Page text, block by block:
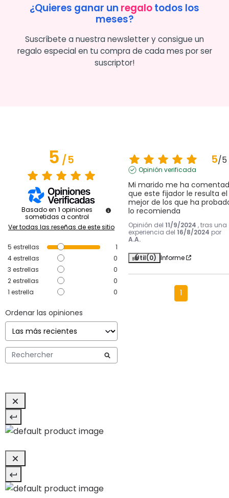
¿Quieres ganar un regalotodos los
meses?
Suscríbete a nuestra newsletter y consigue un
regalo especial en tu compra de cada mes por ser
suscriptor!
5/5
Basado en 1 opiniones
sometidas a control
Ver todas las reseñas de este sitio
5 estrellas
1
4estrellas
0
3 estrellas
0
2estrellas
0
1 estrella 0
Ordenar las opiniones
5/5
Opinión verificada
Mi marido me ha
que este fijador le resulta el
mejor de los que ha
lo recomienda
Opinión del 11/9/2024 , tras una
experiencia del 16/8/2024 por
A.A.
Útil(0) Informe
1